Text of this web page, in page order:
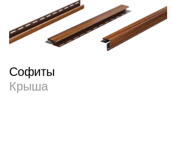
Софиты
Крыша